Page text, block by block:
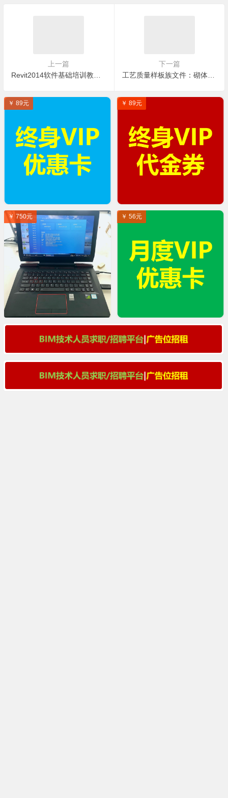
上一篇
Revit2014软件基础培训教程（三）
下一篇
工艺质量样板族文件：砌体工程质量样板rfa格式
￥ 89元 ￥ 89元
￥ 750元 ￥ 56元